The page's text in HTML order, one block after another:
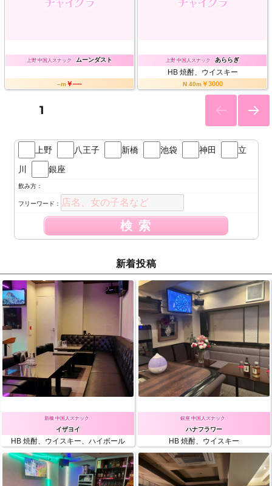
上野 中国人スナック ムーンダスト
–m￥—-
上野 中国人スナック あららぎ
HB 焼酎、ウイスキー
N 40m￥3000
稿
の
ペ
送
り
PAGE1
PAG
E
上野 八王子 新橋 池袋 神田
立
川
銀座
飲み方：
フリーワード：
新着投稿
新橋 中国人スナック
イザヨイ
HB 焼酎、ウイスキー、ハイボール
60m
￥3900
銀座 中国人スナック
ハナフラワー
HB 焼酎、ウイスキー
時間無制限￥15,000